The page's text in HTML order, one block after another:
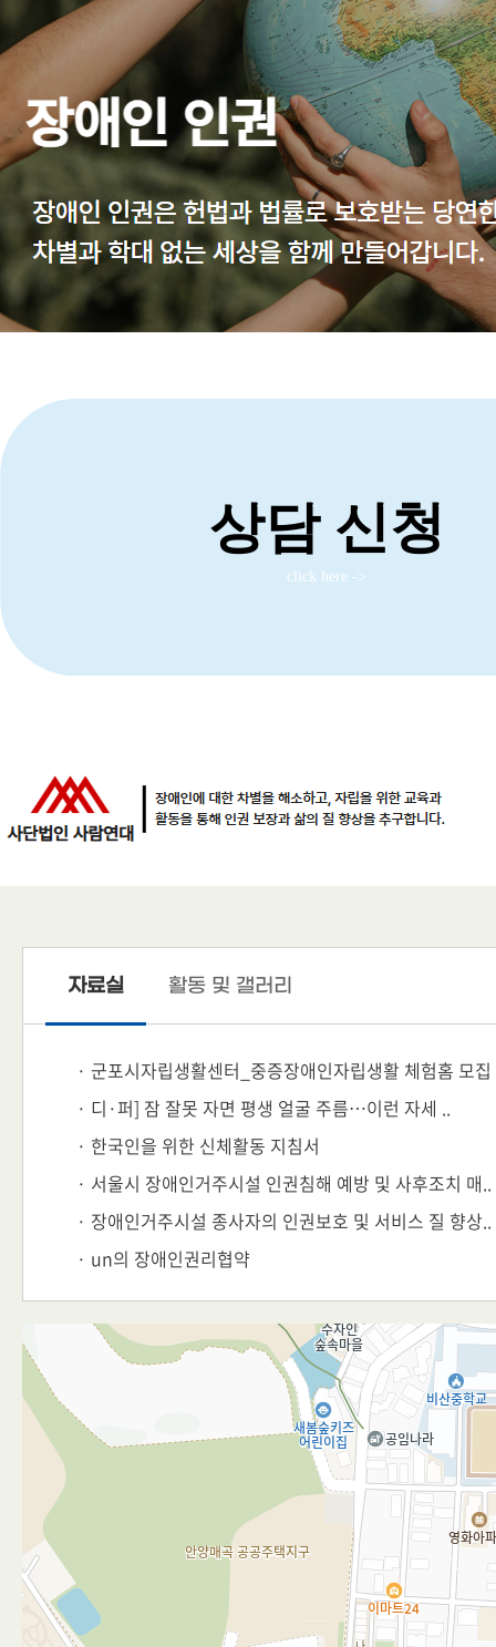
상담 신청
click here ->
자료실 활동 및 갤러리
· 군포시자립생활센터_중증장애인자립생활 체험홈 모집
· 디·퍼] 잠 잘못 자면 평생 얼굴 주름…이런 자세 ..
· 한국인을 위한 신체활동 지침서
· 서울시 장애인거주시설 인권침해 예방 및 사후조치 매..
· 장애인거주시설 종사자의 인권보호 및 서비스 질 향상..
· un의 장애인권리협약